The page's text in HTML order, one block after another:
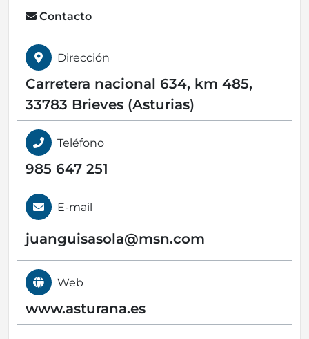
Contacto
Dirección
Carretera nacional 634, km 485,
33783 Brieves (Asturias)
Teléfono
985 647 251
E-mail
juanguisasola@msn.com
Web
www.asturana.es